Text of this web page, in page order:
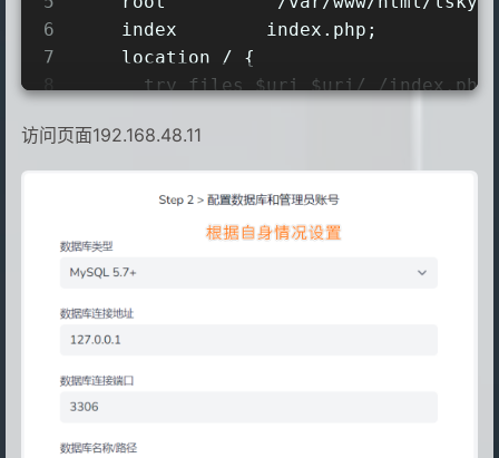
6
7
8
10
11
    index        index.php;
    location / {
try_files $uri $uri/ /
    location ~ \.php$ {
root           /var/www/html/
fastcgi_pass   unix:/run/php-
      fastcgi_index  index.php;
fastcgi_param  SCRIPT_FILENAME
      include        fastcgi_params;
    }
}
#重启nginx
访问页面192.168.48.11